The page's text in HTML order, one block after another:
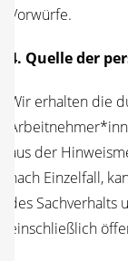
Vorwürfe.
4. Quel­le der
Wir erhal­ten die
aus der
nach Ein­zel­fall,
des
ein­schließ­lich